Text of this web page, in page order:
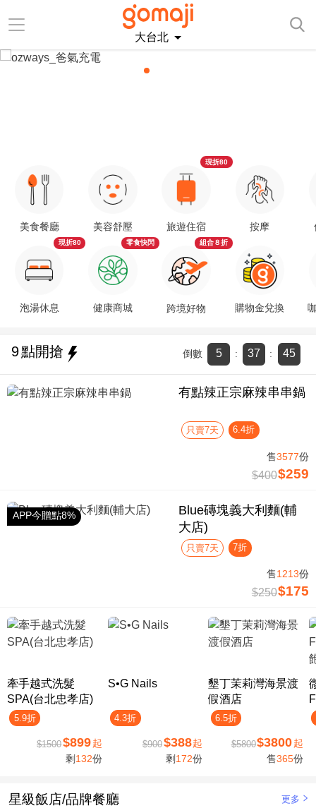
大台北
美食餐廳
泡湯休息
現折80
美容舒壓
健康商城
零食快閃
旅遊住宿
現折80
跨境好物
組合８折
按摩
購物金兌換
9點開搶 倒數 5 : 37 : 44
有點辣正宗麻辣串串鍋
只賣7天 6.4折
售3577份
$400$259
APP今贈點8%
Blue磚塊義大利麵(輔
大店)
只賣7天 7折
售1213份
$250$175
牽手越式洗髮
SPA(台北忠孝店)
5.9折
$1500$899 起
剩 132份
S•G Nails
4.3折
$900$388起
剩 172份
墾丁茉莉灣海景渡
假酒店
6.5折
$5800$3800 起
售365份
星級飯店/品牌餐廳 更多